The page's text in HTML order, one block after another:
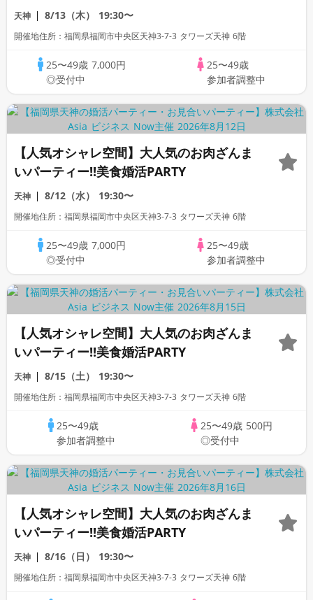
天神 8/13（木） 19:30〜
開催地住所：福岡県福岡市中央区天神3-7-3 タワーズ天神 6階
25〜49歳 7,000円
◎受付中
25〜49歳
参加者調整中
【人気オシャレ空間】大人気のお肉ざんま
いパーティー!!美食婚活PARTY
天神 8/12（水） 19:30〜
開催地住所：福岡県福岡市中央区天神3-7-3 タワーズ天神 6階
25〜49歳 7,000円
◎受付中
25〜49歳
参加者調整中
【人気オシャレ空間】大人気のお肉ざんま
いパーティー!!美食婚活PARTY
天神 8/15（土） 19:30〜
開催地住所：福岡県福岡市中央区天神3-7-3 タワーズ天神 6階
25〜49歳
参加者調整中
25〜49歳 500円
◎受付中
【人気オシャレ空間】大人気のお肉ざんま
いパーティー!!美食婚活PARTY
天神 8/16（日） 19:30〜
開催地住所：福岡県福岡市中央区天神3-7-3 タワーズ天神 6階